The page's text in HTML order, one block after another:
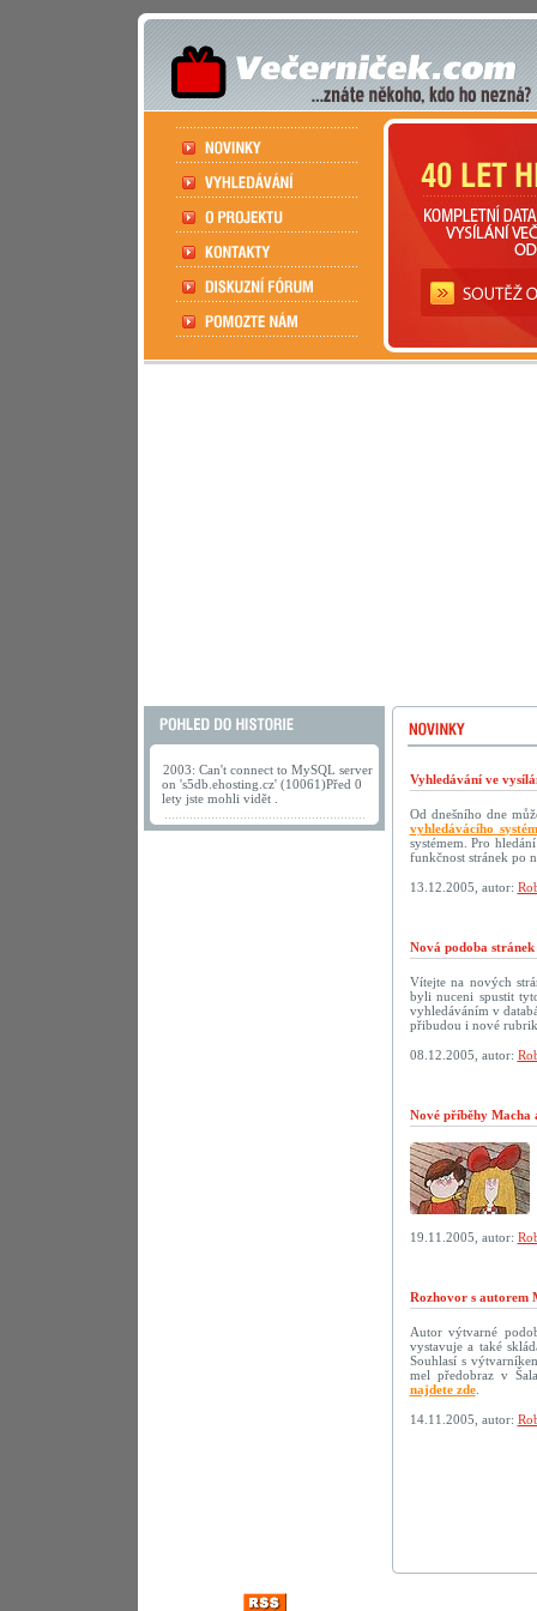
2003: Can't connect to MySQL server
on 's5db.ehosting.cz' (10061)Před 0
lety jste mohli vidět .
Vyhledávání ve
Od dnešního dne
vyhledávácího
systémem. Pro
funkčnost stránek po
13.12.2005, autor:
Nová podoba
Vítejte na nových
byli nuceni spustit
vyhledáváním v
přibudou i nové
08.12.2005, autor:
Nové příběhy Macha
19.11.2005, autor:
Rozhovor s autorem
Autor výtvarné
vystavuje a také
Souhlasí s
mel předobraz v
najdete zde.
14.11.2005, autor: